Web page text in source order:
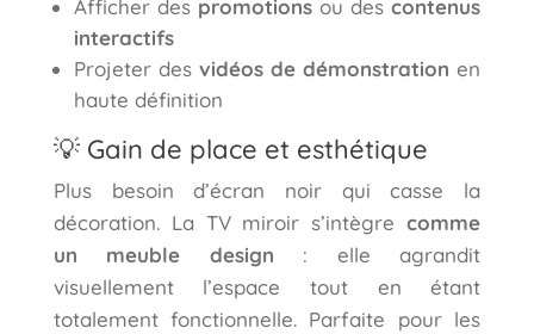
Afficher des promotions ou des contenus
interactifs
Projeter des vidéos de démonstration en
haute définition
💡 Gain de place et esthétique
Plus besoin d’écran noir qui casse la
décoration. La TV miroir s’intègre comme
un meuble design
: elle agrandit
visuellement l’espace tout en étant
totalement fonctionnelle. Parfaite pour les